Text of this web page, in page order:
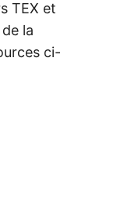
TEX et
la
ci-